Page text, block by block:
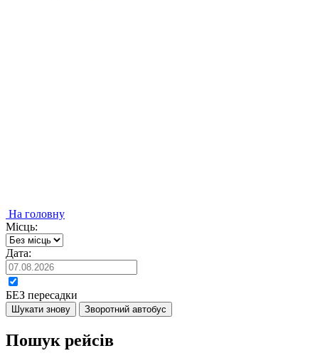
На головну
Місць:
Дата:
БЕЗ пересадки
Шукати знову Зворотний автобус
Пошук рейсів